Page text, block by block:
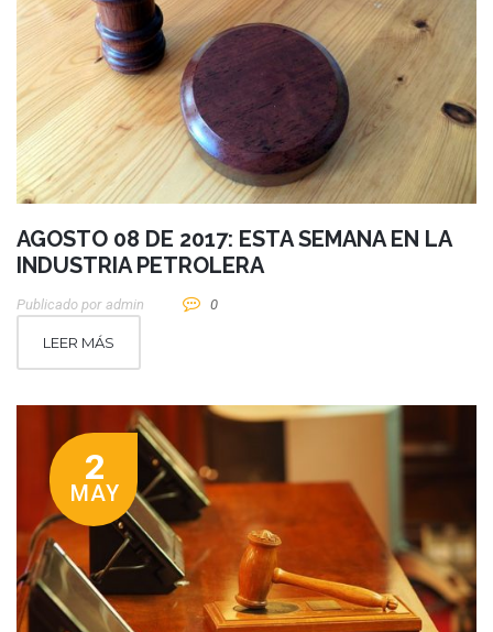
AGOSTO 08 DE 2017: ESTA SEMANA EN LA
INDUSTRIA PETROLERA
Publicado por Admin 0
LEER MÁS
2
MAY